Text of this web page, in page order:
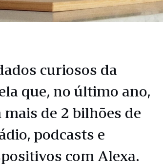
curiosos da
que, no último ano,
de 2 bilhões de
podcasts e
com Alexa.